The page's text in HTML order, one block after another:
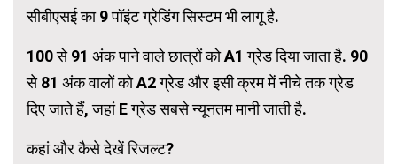
सीबीएसई का 9 पॉइंट ग्रेडिंग सिस्टम भी लागू है.
100 से 91 अंक पाने वाले छात्रों को A1 ग्रेड दिया जाता है. 90
से 81 अंक वालों को A2 ग्रेड और इसी क्रम में नीचे तक ग्रेड
दिए जाते हैं, जहां E ग्रेड सबसे न्यूनतम मानी जाती है.
कहां और कैसे देखें रिजल्ट?